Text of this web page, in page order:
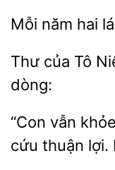
năm lá
Thư của Tô
“Con vẫn
cứu
lợi.